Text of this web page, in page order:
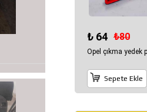
₺ 64 ₺80
Opel çıkma yedek
Sepete Ekle